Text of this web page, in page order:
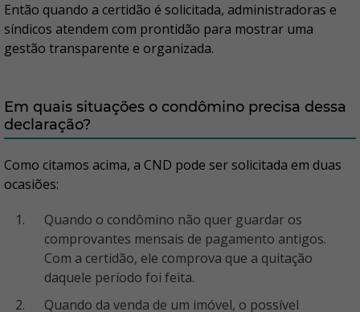
Então quando a certidão é solicitada, administradoras e
síndicos atendem com prontidão para mostrar uma
gestão transparente e organizada.
Em quais situações o condômino precisa dessa
declaração?
Como citamos acima, a CND pode ser solicitada em duas
ocasiões:
Quando o condômino não quer guardar os
comprovantes mensais de pagamento antigos.
Com a certidão, ele comprova que a quitação
daquele período foi feita.
Quando da venda de um imóvel, o possível